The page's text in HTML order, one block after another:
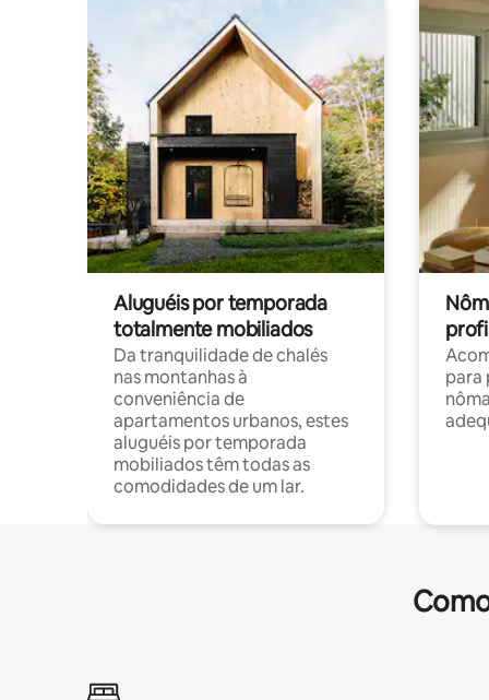
Aluguéis por temporada
totalmente mobiliados
Da tranquilidade de chalés
nas montanhas à
conveniência de
apartamentos urbanos, estes
aluguéis por temporada
mobiliados têm todas as
comodidades de um lar.
para